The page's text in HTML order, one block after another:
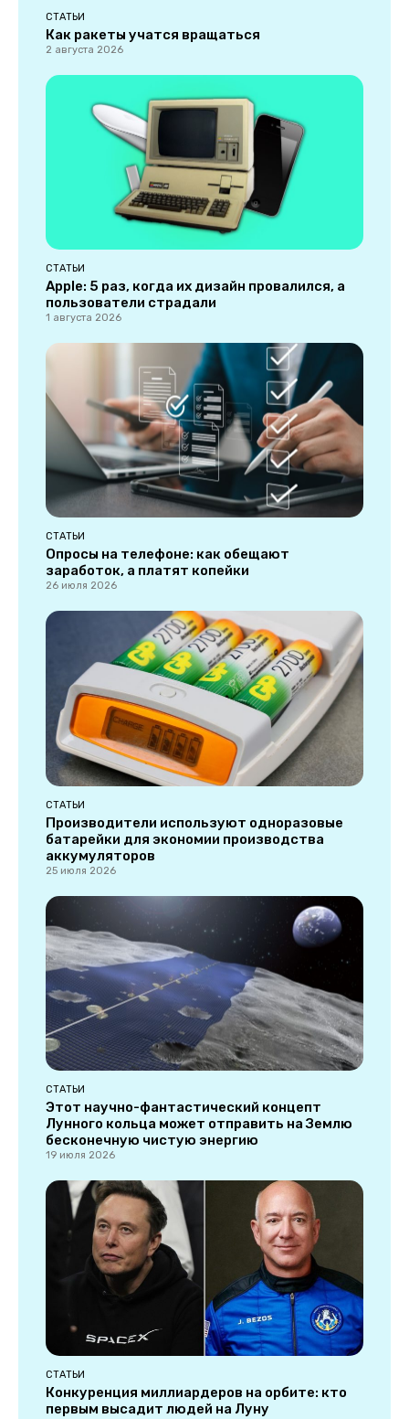
СТАТЬИ
Как ракеты учатся вращаться
2 августа 2026
СТАТЬИ
Apple: 5 раз, когда их дизайн провалился, а
пользователи страдали
1 августа 2026
СТАТЬИ
Опросы на телефоне: как обещают
заработок, а платят копейки
26 июля 2026
СТАТЬИ
Производители используют одноразовые
батарейки для экономии производства
аккумуляторов
25 июля 2026
СТАТЬИ
Этот научно-фантастический концепт
Лунного кольца может отправить на Землю
бесконечную чистую энергию
19 июля 2026
СТАТЬИ
Конкуренция миллиардеров на орбите: кто
первым высадит людей на Луну